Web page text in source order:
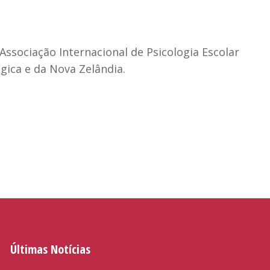
Internacional de Psicologia Escolar
e da Nova Zelândia.
Últimas Notícias